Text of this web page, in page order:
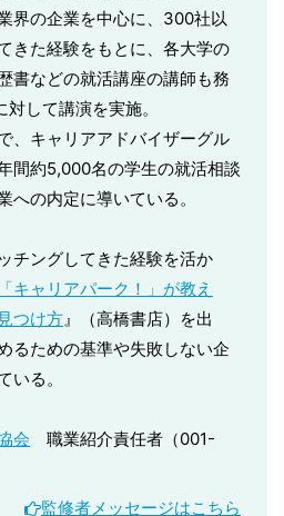
界の企業を中心に、300社以
きた経験をもとに、各大学の
書などの就活講座の講師も務
して講演を実施。
、キャリアアドバイザーグル
間約5,000名の学生の就活相談
への内定に導いている。
チングしてきた経験を活か
キャリアパーク！」が教え
つけ方』（高橋書店）を出
るための基準や失敗しない企
いる。
会 職業紹介責任者（001-
監修者メッセージはこちら